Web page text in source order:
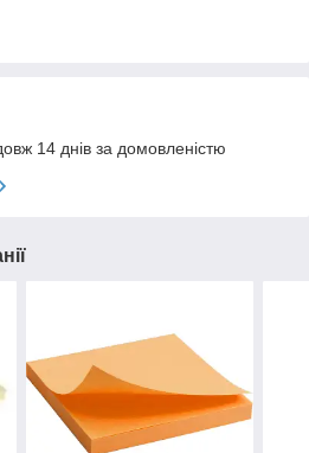
14 днів за домовленістю